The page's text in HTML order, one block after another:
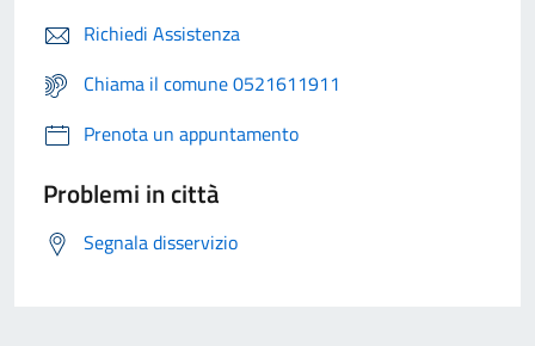
Richiedi Assistenza
Chiama il comune 0521611911
Prenota un appuntamento
Problemi in città
Segnala disservizio